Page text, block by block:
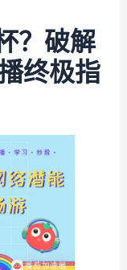
？破解
终极指